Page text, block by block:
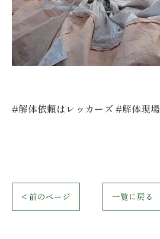
#解体依頼はレッカーズ #解体現場
< 前のページ 一覧に戻る